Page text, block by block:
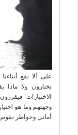
على ألا يقع
يختارون ولا
الاختيارات
وجهتهم وما هو
أماني وخواطر